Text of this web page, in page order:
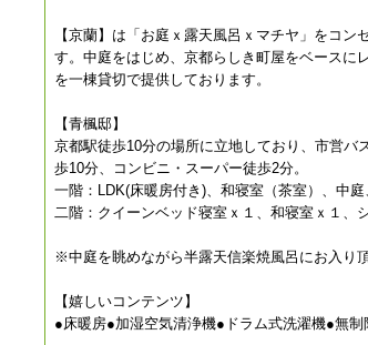
【京蘭】は「お庭ｘ露天風呂ｘマチヤ」をコ
す。中庭をはじめ、京都らしき町屋をベースに
を一棟貸切で提供しております。
【青楓邸】
京都駅徒歩10分の場所に立地しており、市営バ
歩10分、コンビニ・スーパー徒歩2分。
一階：LDK(床暖房付き)、和寝室（茶室）、中
二階：クイーンベッド寝室ｘ１、和寝室ｘ１、
※中庭を眺めながら半露天信楽焼風呂にお入り頂
【嬉しいコンテンツ】
●床暖房●加湿空気清浄機●ドラム式洗濯機●無